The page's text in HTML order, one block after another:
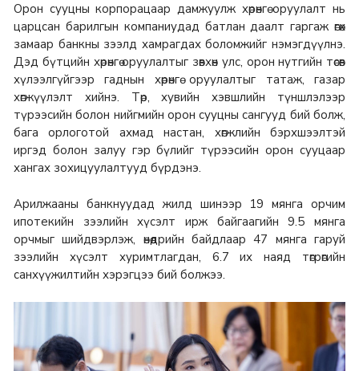
Орон сууцны корпорацаар дамжуулж хөрөнгө оруулалт нь
царцсан барилгын компаниудад батлан даалт гаргаж өгөх
замаар банкны зээлд хамрагдах боломжийг нэмэгдүүлнэ.
Дэд бүтцийн хөрөнгө оруулалтыг зөвхөн улс, орон нутгийн төсөв
хүлээлгүйгээр гаднын хөрөнгө оруулалтыг татаж, газар
хөгжүүлэлт хийнэ. Төр, хувийн хэвшлийн түншлэлээр
түрээсийн болон нийгмийн орон сууцны сангууд бий болж,
бага орлоготой ахмад настан, хөгжлийн бэрхшээлтэй
иргэд болон залуу гэр бүлийг түрээсийн орон сууцаар
хангах зохицуулалтууд бүрдэнэ.
Арилжааны банкнуудад жилд шинээр 19 мянга орчим
ипотекийн зээлийн хүсэлт ирж байгаагийн 9.5 мянга
орчмыг шийдвэрлэж, өнөөдрийн байдлаар 47 мянга гаруй
зээлийн хүсэлт хуримтлагдан, 6.7 их наяд төгрөгийн
санхүүжилтийн хэрэгцээ бий болжээ.